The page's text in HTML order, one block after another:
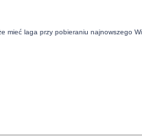
mieć laga przy pobieraniu najnowszego